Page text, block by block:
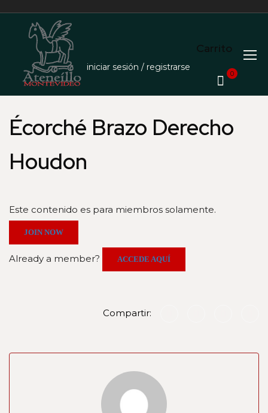
iniciar sesión / registrarse
Carrito
0
Écorché Brazo Derecho
Houdon
Este contenido es para miembros solamente.
JOIN NOW
Already a member? ACCEDE AQUÍ
Compartir: